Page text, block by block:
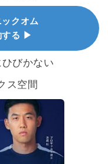
クオム
する ▶
びかない
ス空間